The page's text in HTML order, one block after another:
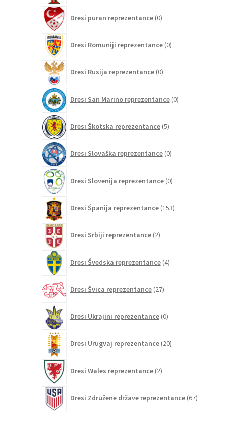
Dresi puran reprezentance 0izdelkov
Dresi Romuniji reprezentance 0izdelkov
Dresi Rusija reprezentance 0izdelkov
Dresi San Marino reprezentance 0izdelkov
Dresi Škotska reprezentance 5izdelkov
Dresi Slovaška reprezentance 0izdelkov
Dresi Slovenija reprezentance 0izdelkov
Dresi Španija reprezentance 153izdelkov
Dresi Srbiji reprezentance 2izdelka
Dresi Švedska reprezentance 4izdelki
Dresi Švica reprezentance 27izdelkov
Dresi Ukrajini reprezentance 0izdelkov
Dresi Urugvaj reprezentance 20izdelkov
Dresi Wales reprezentance 2izdelka
Dresi Združene države reprezentance 67izdelkov